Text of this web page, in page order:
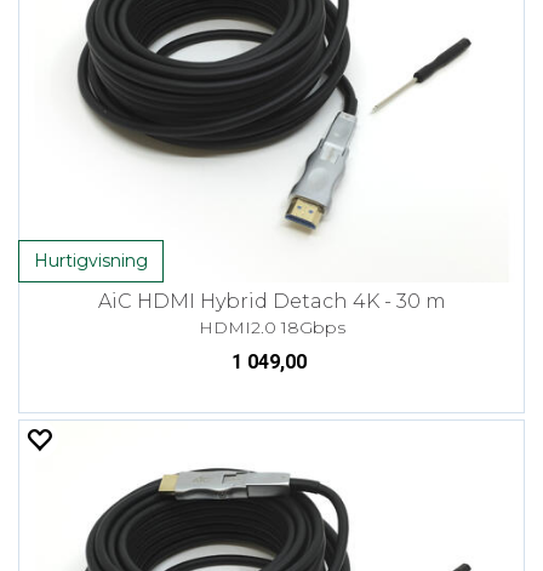
Hurtigvisning
AiC HDMI Hybrid Detach 4K - 30 m
HDMI2.0 18Gbps
1 049,00